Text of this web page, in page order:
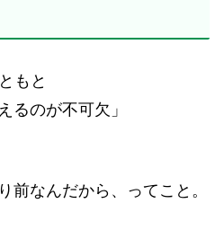
もと
るのが不可欠」
前なんだから、ってこと。